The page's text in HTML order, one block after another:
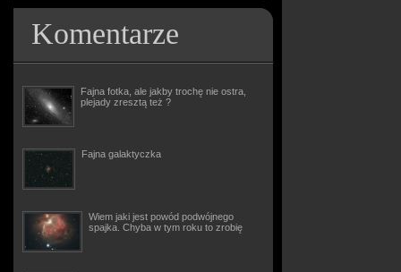
Komentarze
Fajna fotka, ale jakby trochę nie ostra,
plejady zresztą też ?
Fajna galaktyczka
Wiem jaki jest powód podwójnego
spajka. Chyba w tym roku to zrobię